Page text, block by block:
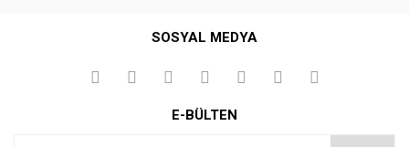
SOSYAL MEDYA
E-BÜLTEN